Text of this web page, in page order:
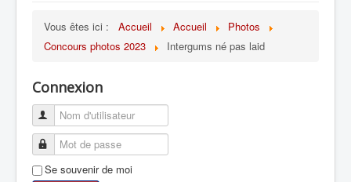
TOUT SUR LE GUMS
ESCALADE
ALPINISME
SKI DE RANDONNÉE
Vous êtes ici : Accueil Accueil
Photos
Concours photos 2023
Intergums né pas laid
Connexion
Se souvenir de moi